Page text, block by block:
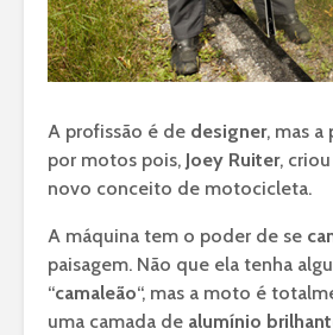
A profissão é de designer, mas a
por motos pois, Joey Ruiter,
novo conceito de motocicleta.
A máquina tem o poder de se
paisagem. Não que ela tenha
“camaleão“, mas a moto é
uma camada de alumínio